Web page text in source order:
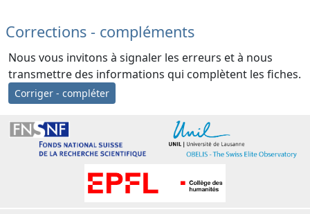
Corrections - compléments
Nous vous invitons à signaler les erreurs et à nous
transmettre des informations qui complètent les fiches.
Corriger - compléter